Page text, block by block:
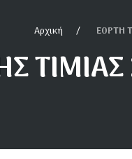
Αρχική ΕΟΡΤΗ